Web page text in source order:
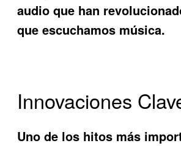
audio que han
que escuchamos música.
Innovaciones
Uno de los hitos más